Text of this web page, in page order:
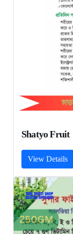
Shatyo Fruit
View Details